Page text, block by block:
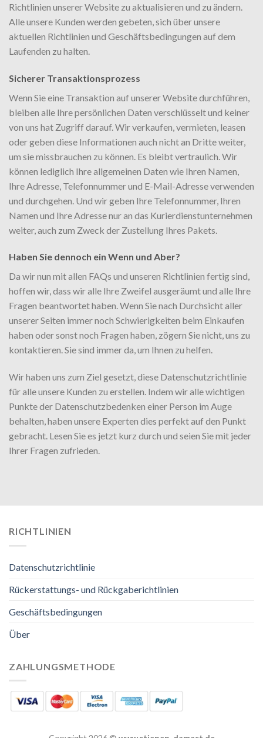
Richtlinien unserer Website zu aktualisieren und zu ändern.
Alle unsere Kunden werden gebeten, sich über unsere
aktuellen Richtlinien und Geschäftsbedingungen auf dem
Laufenden zu halten.
Sicherer Transaktionsprozess
Wenn Sie eine Transaktion auf unserer Website durchführen,
bleiben alle Ihre persönlichen Daten verschlüsselt und keiner
von uns hat Zugriff darauf. Wir verkaufen, vermieten, leasen
oder geben diese Informationen auch nicht an Dritte weiter,
um sie missbrauchen zu können. Es bleibt vertraulich. Wir
können lediglich Ihre allgemeinen Daten wie Ihren Namen,
Ihre Adresse, Telefonnummer und E-Mail-Adresse verwenden
und durchgehen. Und wir geben Ihre Telefonnummer, Ihren
Namen und Ihre Adresse nur an das Kurierdienstunternehmen
weiter, auch zum Zweck der Zustellung Ihres Pakets.
Haben Sie dennoch ein Wenn und Aber?
Da wir nun mit allen FAQs und unseren Richtlinien fertig sind,
hoffen wir, dass wir alle Ihre Zweifel ausgeräumt und alle Ihre
Fragen beantwortet haben. Wenn Sie nach Durchsicht aller
unserer Seiten immer noch Schwierigkeiten beim Einkaufen
haben oder sonst noch Fragen haben, zögern Sie nicht, uns zu
kontaktieren. Sie sind immer da, um Ihnen zu helfen.
Wir haben uns zum Ziel gesetzt, diese Datenschutzrichtlinie
für alle unsere Kunden zu erstellen. Indem wir alle wichtigen
Punkte der Datenschutzbedenken einer Person im Auge
behalten, haben unsere Experten dies perfekt auf den Punkt
gebracht. Lesen Sie es jetzt kurz durch und seien Sie mit jeder
Ihrer Fragen zufrieden.
RICHTLINIEN
Datenschutzrichtlinie
Rückerstattungs- und Rückgaberichtlinien
Geschäftsbedingungen
Über
ZAHLUNGSMETHODE